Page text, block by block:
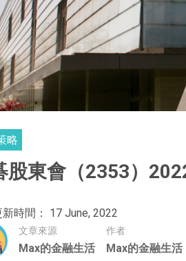
略
股東會（2353）
時間： 17 June, 2022
文章來源
Max的金融生活
作者
Max的金融生活